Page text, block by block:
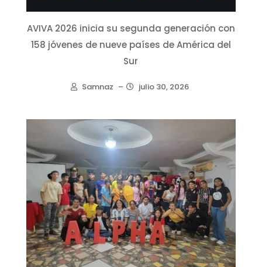
AVIVA 2026 inicia su segunda generación con
158 jóvenes de nueve países de América del
Sur
Samnaz – julio 30, 2026